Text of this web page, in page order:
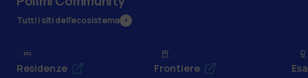
Tutti i siti dell’ecosistema
Residenze Frontiere